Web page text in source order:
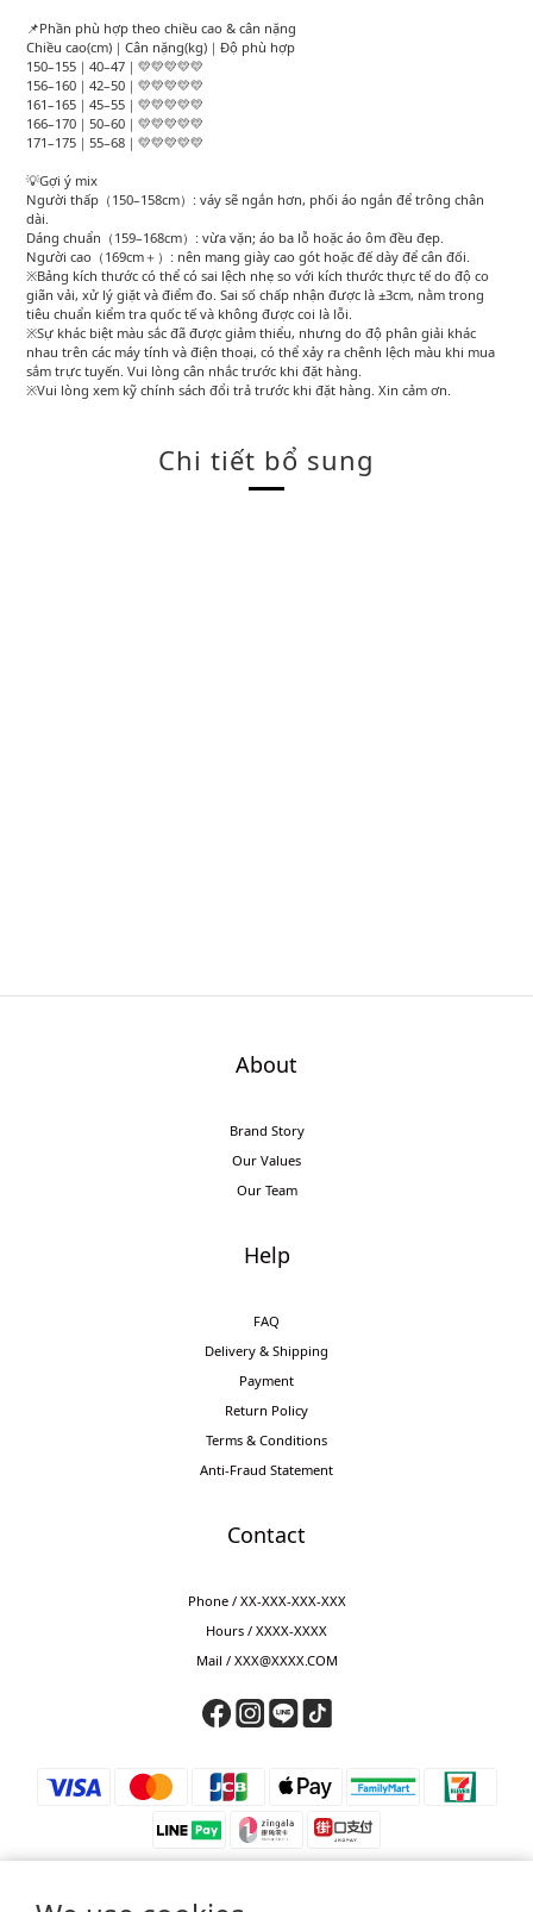
📌Phần phù hợp theo chiều cao & cân nặng
Chiều cao(cm)｜Cân nặng(kg)｜Độ phù hợp
150–155｜40–47｜💛💛💛💛💛
156–160｜42–50｜💛💛💛💛💛
161–165｜45–55｜💛💛💛💛💛
166–170｜50–60｜💛💛💛💛💛
171–175｜55–68｜💛💛💛💛💛
💡Gợi ý mix
Người thấp（150–158cm）: váy sẽ ngắn hơn, phối áo ngắn để trông chân
dài.
Dáng chuẩn（159–168cm）: vừa vặn; áo ba lỗ hoặc áo ôm đều đẹp.
Người cao（169cm＋）: nên mang giày cao gót hoặc đế dày để cân đối.
※Bảng kích thước có thể có sai lệch nhẹ so với kích thước thực tế do độ co
giãn vải, xử lý giặt và điểm đo. Sai số chấp nhận được là ±3cm, nằm trong
tiêu chuẩn kiểm tra quốc tế và không được coi là lỗi.
※Sự khác biệt màu sắc đã được giảm thiểu, nhưng do độ phân giải khác
nhau trên các máy tính và điện thoại, có thể xảy ra chênh lệch màu khi mua
sắm trực tuyến. Vui lòng cân nhắc trước khi đặt hàng.
※Vui lòng xem kỹ chính sách đổi trả trước khi đặt hàng. Xin cảm ơn.
Chi tiết bổ sung
About
Brand Story
Our Values
Our Team
Help
FAQ
Delivery & Shipping
Payment
Return Policy
Terms & Conditions
Anti-Fraud Statement
Contact
Phone / XX-XXX-XXX-XXX
Hours / XXXX-XXXX
Mail / XXX@XXXX.COM